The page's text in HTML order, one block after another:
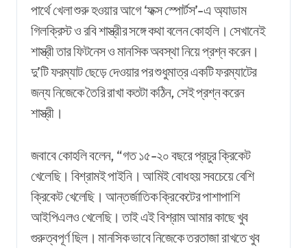
পার্থে খেলা শুরু হওয়ার আগে ‘ফক্স স্পোর্টস’-এ অ্যাডাম
গিলক্রিস্ট ও রবি শাস্ত্রীর সঙ্গে কথা বলেন কোহলি। সেখানেই
শাস্ত্রী তার ফিটনেস ও মানসিক অবস্থা নিয়ে প্রশ্ন করেন।
দু’টি ফরম্যাট ছেড়ে দেওয়ার পর শুধুমাত্র একটি ফরম্যাটের
জন্য নিজেকে তৈরি রাখা কতটা কঠিন, সেই প্রশ্ন করেন
শাস্ত্রী।
জবাবে কোহলি বলেন, “গত ১৫-২০ বছরে প্রচুর ক্রিকেট
খেলেছি। বিশ্রামই পাইনি। আমিই বোধহয় সবচেয়ে বেশি
ক্রিকেট খেলেছি। আন্তর্জাতিক ক্রিকেটের পাশাপাশি
আইপিএলও খেলেছি। তাই এই বিশ্রাম আমার কাছে খুব
গুরুত্বপূর্ণ ছিল। মানসিক ভাবে নিজেকে তরতাজা রাখতে খুব